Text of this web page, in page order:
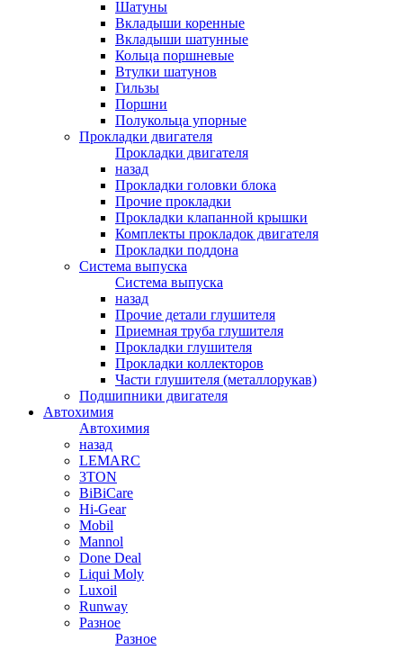
Шатуны
Вкладыши коренные
Вкладыши шатунные
Кольца поршневые
Втулки шатунов
Гильзы
Поршни
Полукольца упорные
Прокладки двигателя
Прокладки двигателя
назад
Прокладки головки блока
Прочие прокладки
Прокладки клапанной крышки
Комплекты прокладок двигателя
Прокладки поддона
Система выпуска
Система выпуска
назад
Прочие детали глушителя
Приемная труба глушителя
Прокладки глушителя
Прокладки коллекторов
Части глушителя (металлорукав)
Подшипники двигателя
Автохимия
Автохимия
назад
LEMARC
3TON
BiBiCare
Hi-Gear
Mobil
Mannol
Done Deal
Liqui Moly
Luxoil
Runway
Разное
Разное